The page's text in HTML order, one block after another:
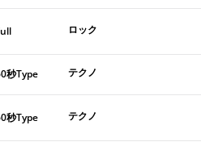
ロック
秒Type テクノ
秒Type テクノ